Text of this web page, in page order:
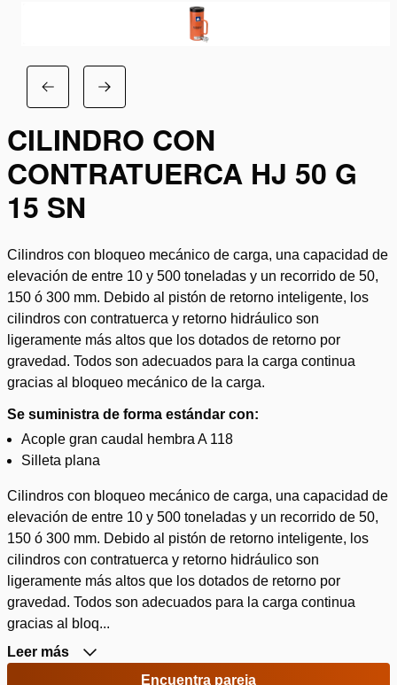
CILINDRO CON
CONTRATUERCA HJ 50 G
15 SN
Cilindros con bloqueo mecánico de carga, una capacidad de
elevación de entre 10 y 500 toneladas y un recorrido de 50,
150 ó 300 mm. Debido al pistón de retorno inteligente, los
cilindros con contratuerca y retorno hidráulico son
ligeramente más altos que los dotados de retorno por
gravedad. Todos son adecuados para la carga continua
gracias al bloqueo mecánico de la carga.
Se suministra de forma estándar con:
Acople gran caudal hembra A 118
Silleta plana
Cilindros con bloqueo mecánico de carga, una capacidad de
elevación de entre 10 y 500 toneladas y un recorrido de 50,
150 ó 300 mm. Debido al pistón de retorno inteligente, los
cilindros con contratuerca y retorno hidráulico son
ligeramente más altos que los dotados de retorno por
gravedad. Todos son adecuados para la carga continua
gracias al bloq...
Leer más
Encuentra pareja